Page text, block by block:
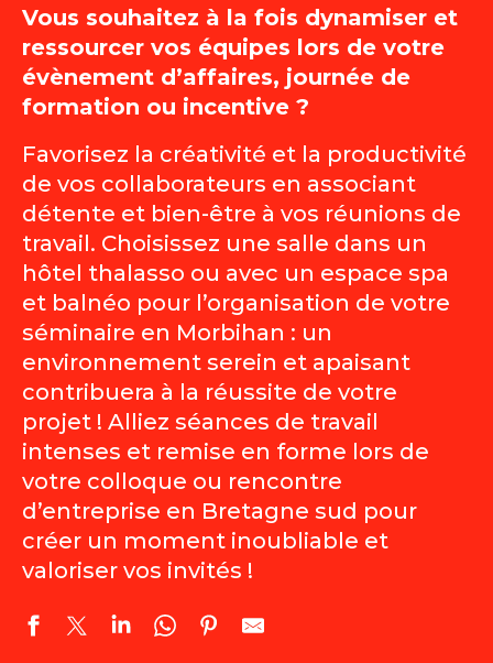
Vous souhaitez à la fois dynamiser et
ressourcer vos équipes lors de votre
évènement d’affaires, journée de
formation ou incentive ?
Favorisez la créativité et la productivité
de vos collaborateurs en associant
détente et bien-être à vos réunions de
travail. Choisissez une salle dans un
hôtel thalasso ou avec un espace spa
et balnéo pour l’organisation de votre
séminaire en Morbihan : un
environnement serein et apaisant
contribuera à la réussite de votre
projet ! Alliez séances de travail
intenses et remise en forme lors de
votre colloque ou rencontre
d’entreprise en Bretagne sud pour
créer un moment inoubliable et
valoriser vos invités !